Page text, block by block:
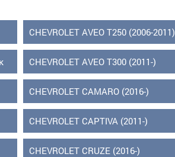
CHEVROLET AVEO T250 (2006-2011)
CHEVROLET AVEO T300 (2011-)
CHEVROLET CAMARO (2016-)
CHEVROLET CAPTIVA (2011-)
CHEVROLET CRUZE (2016-)